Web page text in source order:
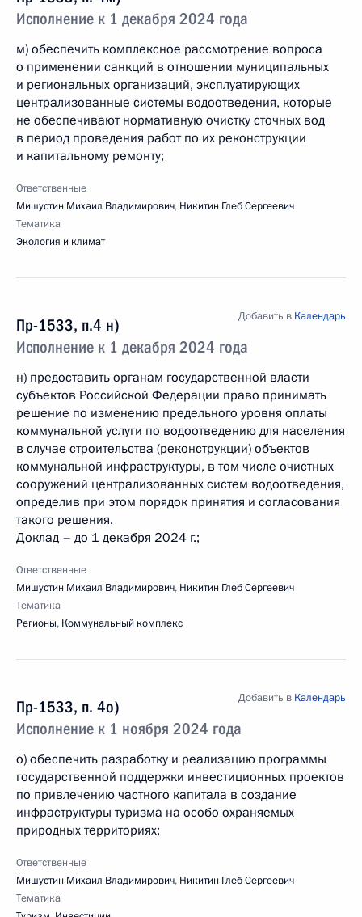
Исполнение к 1 декабря 2024 года
м) обеспечить комплексное рассмотрение вопроса
о применении санкций в отношении муниципальных
и региональных организаций, эксплуатирующих
централизованные системы водоотведения, которые
не обеспечивают нормативную очистку сточных вод
в период проведения работ по их реконструкции
и капитальному ремонту;
Ответственные
Мишустин Михаил Владимирович, Никитин Глеб Сергеевич
Тематика
Экология и климат
Пр-1533, п.4 н)
Исполнение к 1 декабря 2024 года
Добавить в Календарь
н) предоставить органам государственной власти
субъектов Российской Федерации право принимать
решение по изменению предельного уровня оплаты
коммунальной услуги по водоотведению для населения
в случае строительства (реконструкции) объектов
коммунальной инфраструктуры, в том числе очистных
сооружений централизованных систем водоотведения,
определив при этом порядок принятия и согласования
такого решения.
Доклад – до 1 декабря 2024 г.;
Ответственные
Мишустин Михаил Владимирович, Никитин Глеб Сергеевич
Тематика
Регионы, Коммунальный комплекс
Пр-1533, п. 4о)
Исполнение к 1 ноября 2024 года
Добавить в Календарь
о) обеспечить разработку и реализацию программы
государственной поддержки инвестиционных проектов
по привлечению частного капитала в создание
инфраструктуры туризма на особо охраняемых
природных территориях;
Ответственные
Мишустин Михаил Владимирович, Никитин Глеб Сергеевич
Тематика